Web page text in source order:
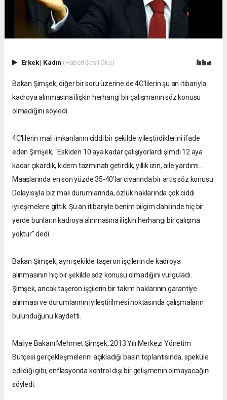
Erkek| Kadın (Haberi Sesli Oku)
Bakan Şimşek, diğer bir soru üzerine de 4C'lilerin şu an itibarıyla
kadroya alınmasına ilişkin herhangi bir çalışmanın söz konusu
olmadığını söyledi.
4C'lilerin mali imkanlarını ciddi bir şekilde iyileştirdiklerini ifade
eden Şimşek, "Eskiden 10 aya kadar çalışıyorlardı şimdi 12 aya
kadar çıkardık, kıdem tazminatı getirdik, yıllık izin, aile yardımı...
Maaşlarında en son yüzde 35-40'lar civarında bir artış söz konusu.
Dolayısıyla biz mali durumlarında, özlük haklarında çok ciddi
iyileşmelere gittik. Şu an itibariyle benim bilgim dahilinde hiç bir
yerde bunların kadroya alınmasına ilişkin herhangi bir çalışma
yoktur" dedi.
Bakan Şimşek, aynı şekilde taşeron işçilerin de kadroya
alınmasının hiç bir şekilde söz konusu olmadığını vurguladı.
Şimşek, ancak taşeron işçilerin bir takım haklarının garantiye
alınması ve durumlarının iyileştirilmesi noktasında çalışmaların
bulunduğunu kaydetti.
Maliye Bakanı Mehmet Şimşek, 2013 Yılı Merkezi Yönetim
Bütçesi gerçekleşmelerini açıkladığı basın toplantısında, speküle
edildiği gibi, enflasyonda kontrol dışı bir gelişmenin olmayacağını
söyledi.